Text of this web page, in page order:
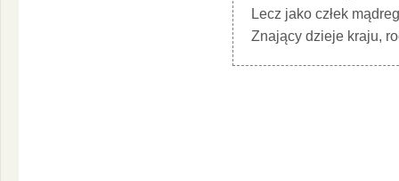
Lecz jako człek
Znający dzieje kraju,